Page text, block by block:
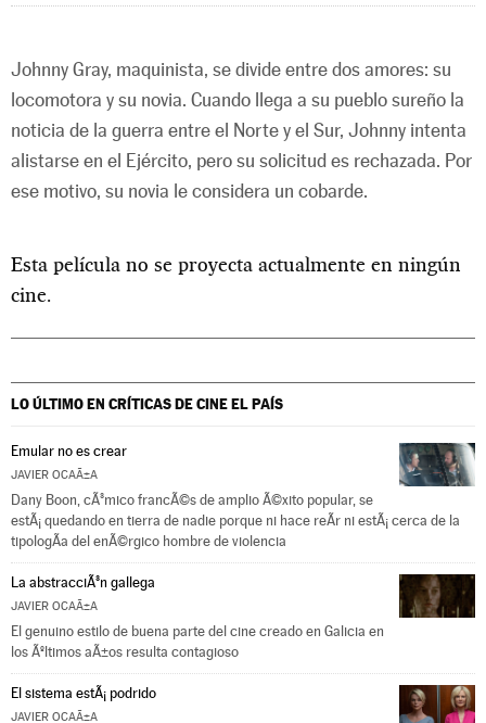
Johnny Gray, maquinista, se divide entre dos amores: su
locomotora y su novia. Cuando llega a su pueblo sureño la
noticia de la guerra entre el Norte y el Sur, Johnny intenta
alistarse en el Ejército, pero su solicitud es rechazada. Por
ese motivo, su novia le considera un cobarde.
Esta película no se proyecta actualmente en ningún
cine.
LO ÚLTIMO EN CRÍTICAS DE CINEEL PAÍS
Emular no es crear
JAVIER OCAÃ±A
Dany Boon, cÃ³mico francÃ©s de amplio Ã©xito popular, se
estÃ¡ quedando en tierra de nadie porque ni hace reÃ­r ni estÃ¡ cerca de la
tipologÃ­a del enÃ©rgico hombre de violencia
La abstracciÃ³n gallega
JAVIER OCAÃ±A
El genuino estilo de buena parte del cine creado en Galicia en
los Ãºltimos aÃ±os resulta contagioso
El sistema estÃ¡ podrido
JAVIER OCAÃ±A